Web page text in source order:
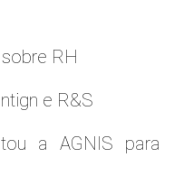
RH
e R&S
a AGNIS para